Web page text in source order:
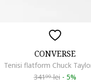
CONVERSE
34199lei - 5%